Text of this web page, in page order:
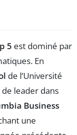
5 est dominé par
En
de l’Université
leader dans
Business
une